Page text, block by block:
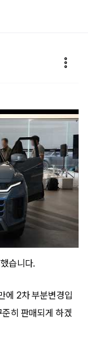
습니다.
에 2차 부분변경입
히 판매되게 하겠